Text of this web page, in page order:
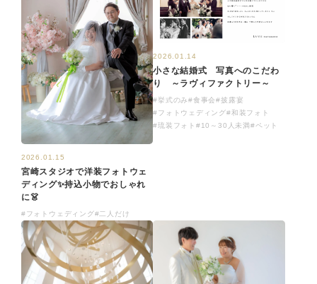
2026.01.15
宮崎スタジオで洋装フォトウェ
ディング✨持込小物でおしゃれ
に👗
#フォトウェディング#二人だけ
2026.01.14
小さな結婚式 写真へのこだわ
り ～ラヴィファクトリー～
#挙式のみ#食事会#披露宴
#フォトウェディング#和装フォト
#琉装フォト #10～30人未満#ペット